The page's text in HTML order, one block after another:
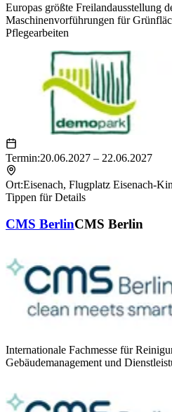
Europas größte Freilandausstellung
Maschinenvorführungen für
Pflegearbeiten
Termin:20.06.2027 – 22.06.2027
Ort:Eisenach, Flugplatz Eisenach-
Tippen für Details
CMS BerlinCMS Berlin
Internationale Fachmesse für
Gebäudemanagement und